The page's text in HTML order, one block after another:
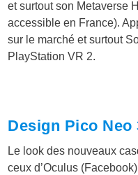
et surtout son Metaverse
accessible en France).
sur le marché et surtout
PlayStation VR 2.
Design Pico Neo
Le look des nouveaux
ceux d’Oculus